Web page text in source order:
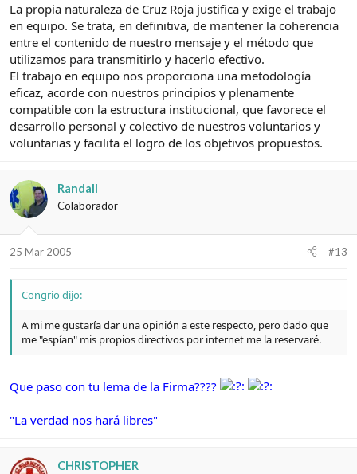
La propia naturaleza de Cruz Roja justifica y exige el trabajo
en equipo. Se trata, en definitiva, de mantener la coherencia
entre el contenido de nuestro mensaje y el método que
utilizamos para transmitirlo y hacerlo efectivo.
El trabajo en equipo nos proporciona una metodología
eficaz, acorde con nuestros principios y plenamente
compatible con la estructura institucional, que favorece el
desarrollo personal y colectivo de nuestros voluntarios y
voluntarias y facilita el logro de los objetivos propuestos.
Randall
Colaborador
25 Mar 2005 #13
Congrio dijo:
A mi me gustaría dar una opinión a este respecto, pero dado que
me "espían" mis propios directivos por internet me la reservaré.
Que paso con tu lema de la Firma????
"La verdad nos hará libres"
CHRISTOPHER